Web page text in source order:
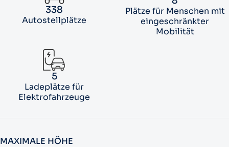
338
Autostellplätze
Plätze für Menschen mit
eingeschränkter
Mobilität
5
Ladeplätze für
Elektrofahrzeuge
MAXIMALE HÖHE